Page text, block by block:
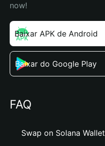
now!
Baixar APK de Android
Baixar do Google Play
FAQ
Swap on Solana Wallet